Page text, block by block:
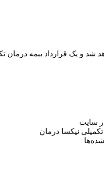
شد و یک قرارداد بیمه
سایت
نیکسا درمان